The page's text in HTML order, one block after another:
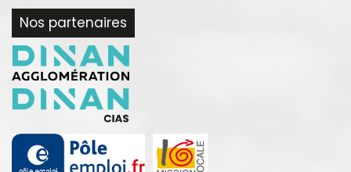
Nos partenaires